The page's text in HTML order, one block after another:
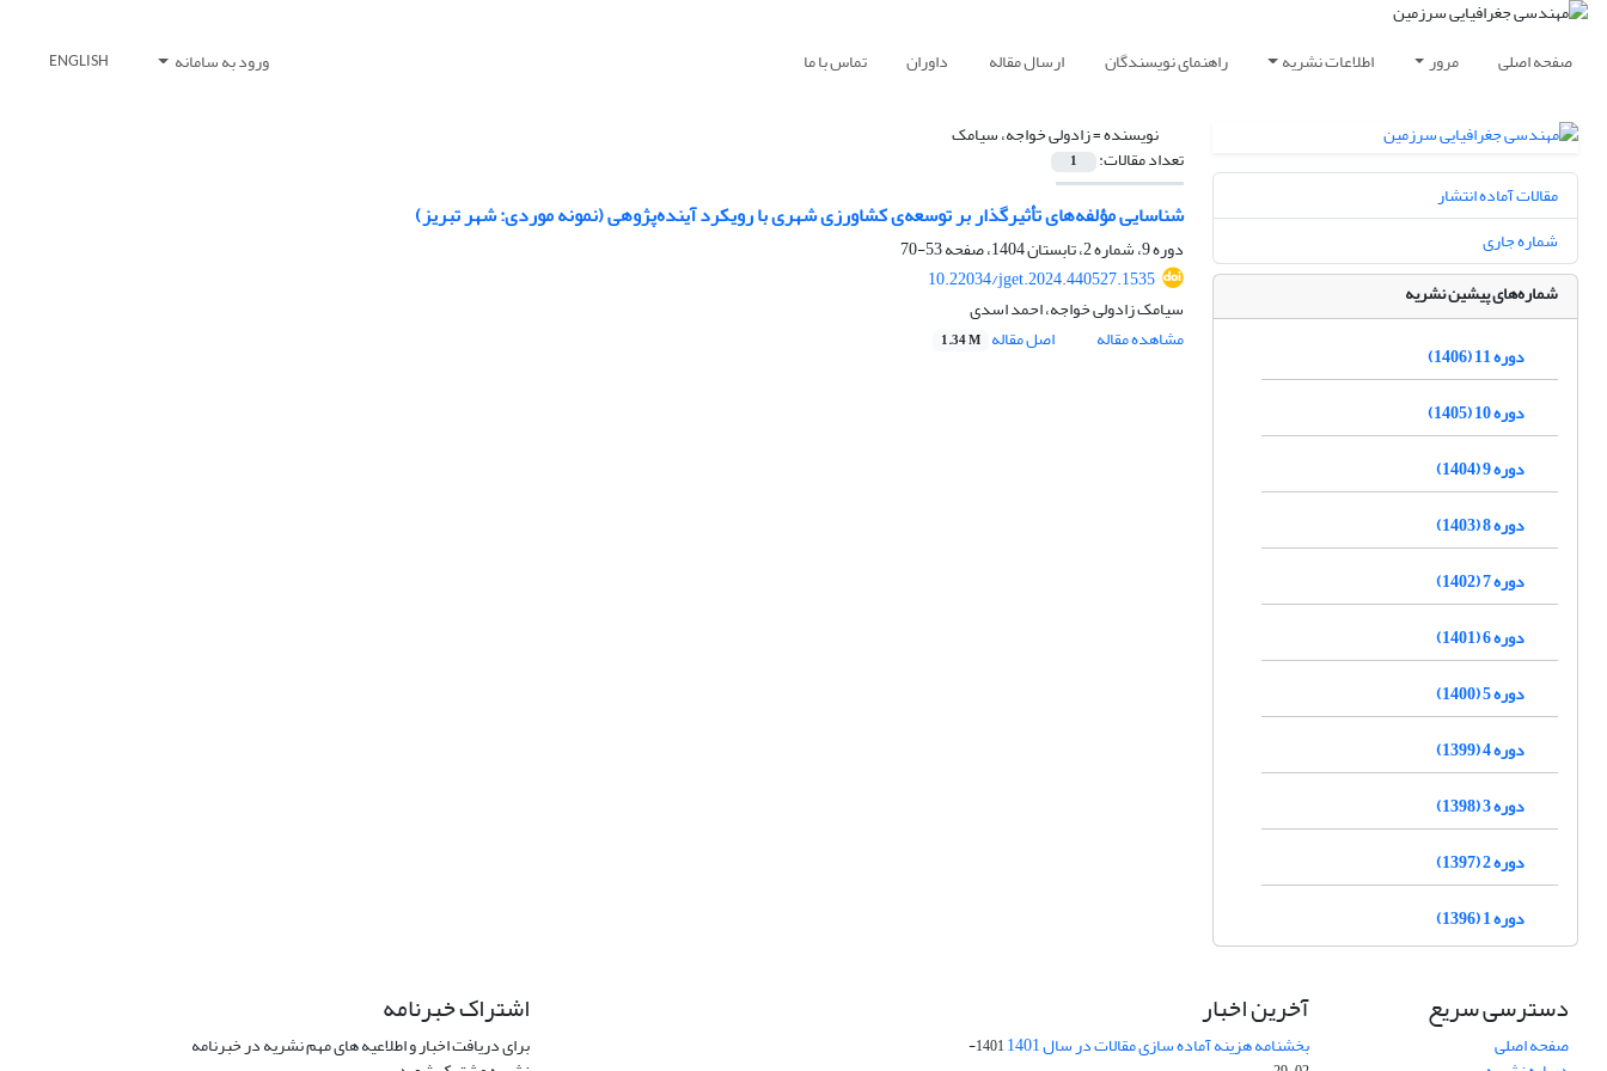
صفحه اصلی مرور اطلاعات نشریه راهنمای نویسندگان ارسال مقاله داوران تماس با ما ورود به سامانه ENGLISH
نویسنده =زادولی خواجه، سیامک
تعداد مقالات: 1
شناسایی مؤلفه‌های تأثیرگذار بر توسعه‌ی کشاورزی شهری با رویکرد آینده‌پژوهی (نمونه موردی: شهر تبریز)
دوره 9، شماره 2، تابستان 1404، صفحه
53-70
10.22034/jget.2024.440527.1535
سیامک زادولی خواجه، احمد اسدی
مشاهده مقاله
اصل مقاله 1.34 M
مقالات آماده انتشار
شماره جاری
شماره‌های پیشین نشریه
دوره 11 (1406)
دوره 10 (1405)
دوره 9 (1404)
دوره 8 (1403)
دوره 7 (1402)
دوره 6 (1401)
دوره 5 (1400)
دوره 4 (1399)
دوره 3 (1398)
دوره 2 (1397)
دوره 1 (1396)
دسترسی سریع
صفحه اصلی
آخرین اخبار
بخشنامه هزینه آماده سازی مقالات در سال 1401
1401-
اشتراک خبرنامه
برای دریافت اخبار و اطلاعیه های مهم نشریه در خبرنامه